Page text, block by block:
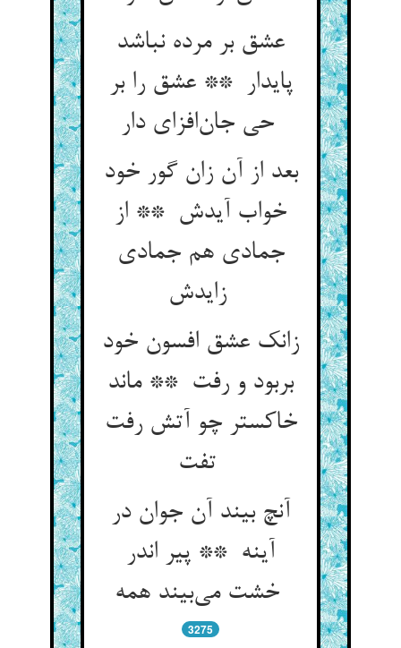
عشق بر مرده نباشد
پایدار ** عشق را بر
حی جان‌افزای دار
بعد از آن زان گور خود
خواب آیدش ** از
جمادی هم جمادی
زایدش
زانک عشق افسون خود
بربود و رفت ** ماند
خاکستر چو آتش رفت
آنچ بیند آن جوان در
آینه ** پیر اندر
3275